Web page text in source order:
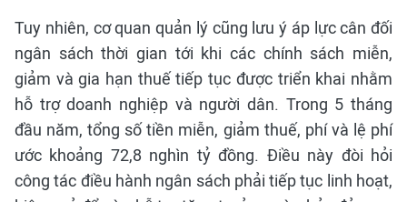
Tuy nhiên, cơ quan quản lý cũng lưu ý áp lực cân đối
ngân sách thời gian tới khi các chính sách miễn,
giảm và gia hạn thuế tiếp tục được triển khai nhằm
hỗ trợ doanh nghiệp và người dân. Trong 5 tháng
đầu năm, tổng số tiền miễn, giảm thuế, phí và lệ phí
ước khoảng 72,8 nghìn tỷ đồng. Điều này đòi hỏi
công tác điều hành ngân sách phải tiếp tục linh hoạt,